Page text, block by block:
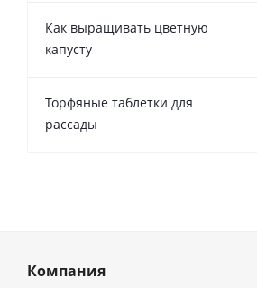
Как выращивать цветную
капусту
Торфяные таблетки для
рассады
Компания